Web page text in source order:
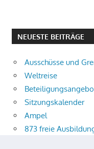
NEUESTE BEITRÄGE
Ausschüsse und
Weltreise
Sitzungskalender
Ampel
873 freie